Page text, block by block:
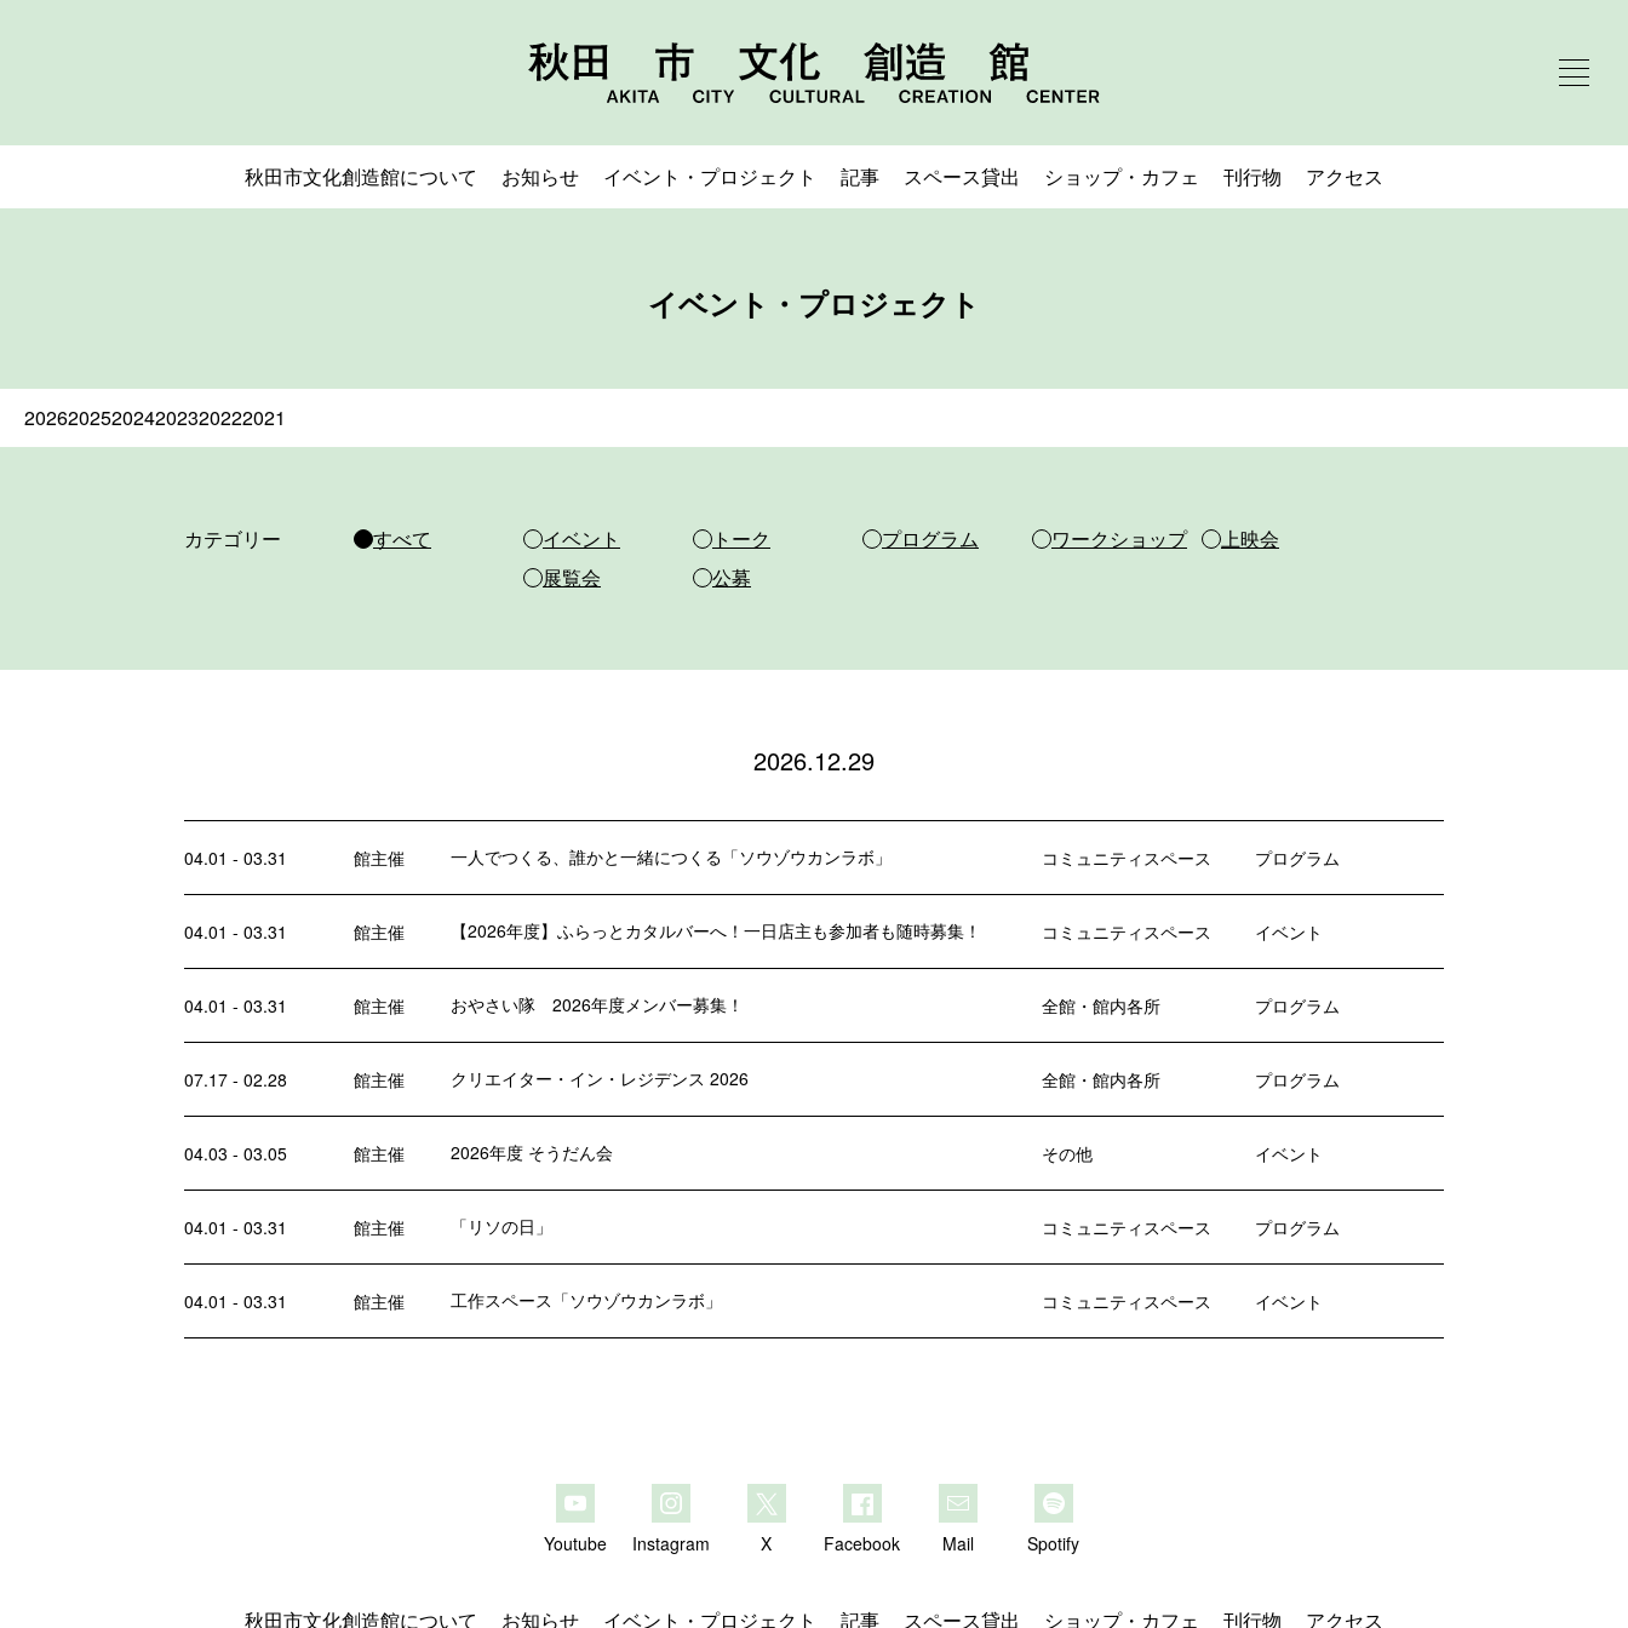
秋田市文化創造館について お知らせ イベント・プロジェクト 記事 スペース貸出 ショップ・カフェ 刊行物 アクセス
イベント・プロジェクト
202620252024202320222021
カテゴリー すべて イベント トーク プログラム ワークショップ
上映会
展覧会
公募
2026.12.29
04.01 - 03.31 館主催 一人でつくる、誰かと一緒につくる「ソウゾウカンラボ」 コミュニティスペース プログラム
04.01 - 03.31 館主催 【2026年度】ふらっとカタルバーへ！一日店主も参加者も随時募集！ コミュニティスペース イベント
04.01 - 03.31 館主催 おやさい隊 2026年度メンバー募集！ 全館・館内各所 プログラム
07.17 - 02.28 館主催 クリエイター・イン・レジデンス 2026 全館・館内各所 プログラム
04.03 - 03.05 館主催 2026年度 そうだん会 その他 イベント
04.01 - 03.31 館主催 「リソの日」 コミュニティスペース プログラム
04.01 - 03.31 館主催 工作スペース「ソウゾウカンラボ」 コミュニティスペース イベント
Youtube Instagram X Facebook Mail Spotify
秋田市文化創造館について お知らせ イベント・プロジェクト 記事 スペース貸出 ショップ・カフェ 刊行物 アクセス